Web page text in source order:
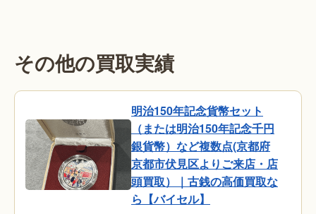
その他の買取実績
明治150年記念貨幣セット
（または明治150年記念千円
銀貨幣）など複数点(京都府
京都市伏見区よりご来店・店
頭買取）｜古銭の高価買取な
ら【バイセル】